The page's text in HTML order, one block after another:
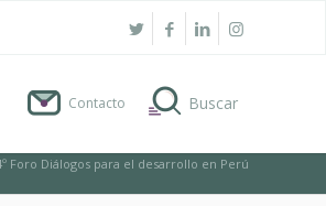
Contacto
Foro Diálogos para el desarrollo en Perú